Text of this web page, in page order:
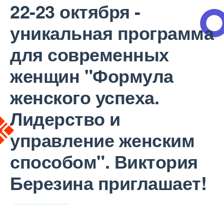
22-23 октября -
уникальная программа
для современных
женщин "Формула
женского успеха.
Лидерство и
управление женским
способом". Виктория
Березина приглашает!